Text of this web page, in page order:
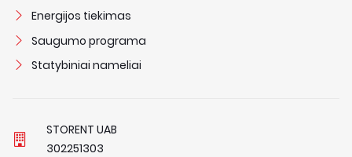
Energijos tiekimas
Saugumo programa
Statybiniai nameliai
STORENT UAB
302251303